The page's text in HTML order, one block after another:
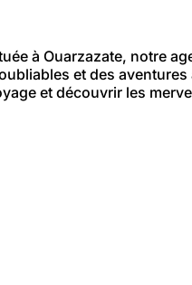
à Ouarzazate, notre
et des
et découvrir les